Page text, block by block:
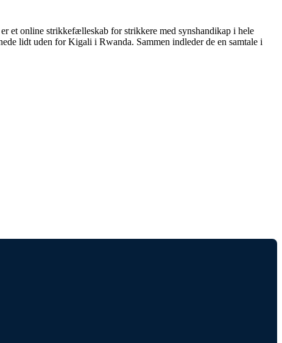
et online strikkefælleskab for strikkere med synshandikap i hele
lidt uden for Kigali i Rwanda. Sammen indleder de en samtale i